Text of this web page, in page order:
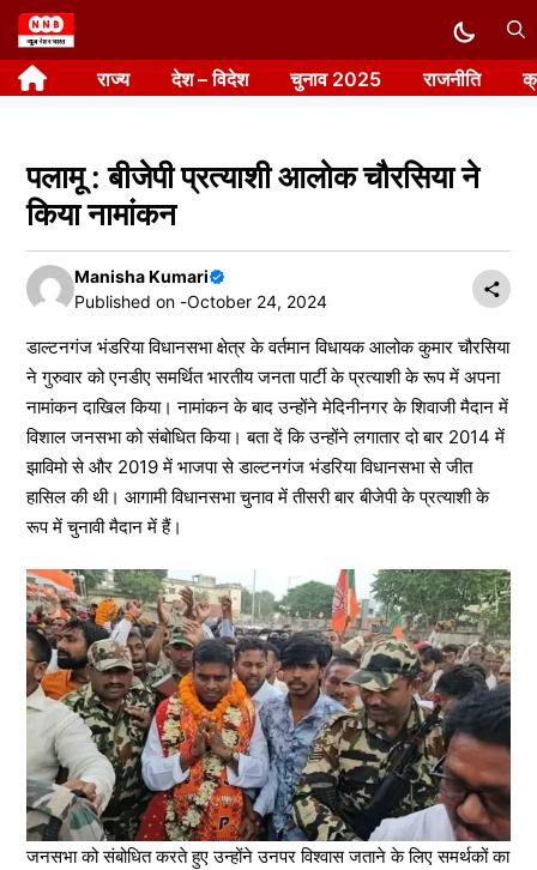
Skip
to
content राज्य देश – विदेश चुनाव 2025 राजनीति
पलामू : बीजेपी प्रत्याशी आलोक चौरसिया ने
किया नामांकन
Manisha Kumari
Published on -October 24, 2024
डाल्टनगंज भंडरिया विधानसभा क्षेत्र के वर्तमान विधायक आलोक कुमार चौरसिया
ने गुरुवार को एनडीए समर्थित भारतीय जनता पार्टी के प्रत्याशी के रूप में अपना
नामांकन दाखिल किया। नामांकन के बाद उन्होंने मेदिनीनगर के शिवाजी मैदान में
विशाल जनसभा को संबोधित किया। बता दें कि उन्होंने लगातार दो बार 2014 में
झाविमो से और 2019 में भाजपा से डाल्टनगंज भंडरिया विधानसभा से जीत
हासिल की थी। आगामी विधानसभा चुनाव में तीसरी बार बीजेपी के प्रत्याशी के
रूप में चुनावी मैदान में हैं।
जनसभा को संबोधित करते हुए उन्होंने उनपर विश्वास जताने के लिए समर्थकों का